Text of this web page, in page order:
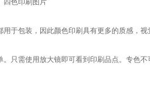
四色印刷图片
包装，因此颜色印刷具有更多的质感，视
需使用放大镜即可看到印刷品点。专色不